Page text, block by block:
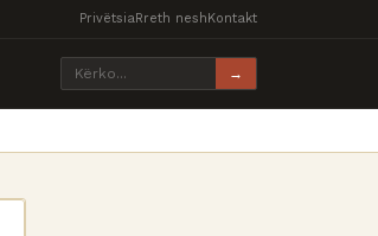
PrivëtsiaRreth neshKontakt
→